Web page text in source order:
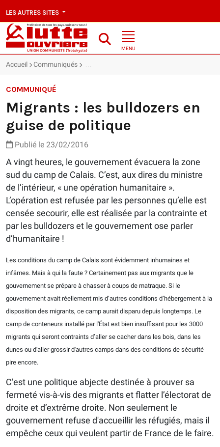
LES AUTRES SITES
MENU
Accueil Communiqués Migrants : les bulldozers en guise de politique
COMMUNIQUÉ
Migrants : les bulldozers en
guise de politique
Publié le 23/02/2016
A vingt heures, le gouvernement évacuera la zone
sud du camp de Calais. C’est, aux dires du ministre
de l’intérieur, « une opération humanitaire ».
L’opération est refusée par les personnes qu’elle est
censée secourir, elle est réalisée par la contrainte et
par les bulldozers et le gouvernement ose parler
d’humanitaire !
Les conditions du camp de Calais sont évidemment inhumaines et
infâmes. Mais à qui la faute ? Certainement pas aux migrants que le
gouvernement se prépare à chasser à coups de matraque. Si le
gouvernement avait réellement mis d’autres conditions d’hébergement à la
disposition des migrants, ce camp aurait disparu depuis longtemps. Le
camp de conteneurs installé par l'État est bien insuffisant pour les 3000
migrants qui seront contraints d’aller se cacher dans les bois, dans les
dunes ou d'aller grossir d'autres camps dans des conditions de sécurité
pire encore.
C’est une politique abjecte destinée à prouver sa
fermeté vis-à-vis des migrants et flatter l’électorat de
droite et d’extrême droite. Non seulement le
gouvernement refuse d'accueillir les réfugiés, mais il
empêche ceux qui veulent partir de France de le faire.